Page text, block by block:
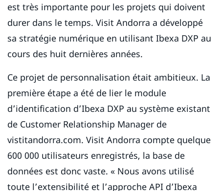
est très importante pour les projets qui doivent
durer dans le temps. Visit Andorra a développé
sa stratégie numérique en utilisant Ibexa DXP au
cours des huit dernières années.
Ce projet de personnalisation était ambitieux. La
première étape a été de lier le module
d’identification d’Ibexa DXP au système existant
de Customer Relationship Manager de
vistitandorra.com. Visit Andorra compte quelque
600 000 utilisateurs enregistrés, la base de
données est donc vaste. « Nous avons utilisé
toute l’extensibilité et l’approche API d’Ibexa